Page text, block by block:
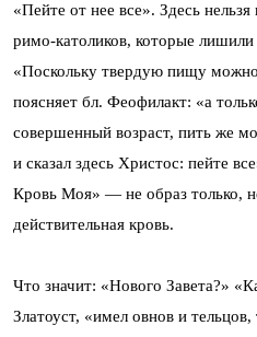
«Пейте от нее все». Здесь
римо-католиков, которые
«Поскольку твердую пищу
поясняет бл. Феофилакт: «а
совершенный возраст, пить же
и сказал здесь Христос: пейте
Кровь Моя» — не образ только,
действительная кровь.
Что значит: «Нового Завета?»
Златоуст, «имел овнов и